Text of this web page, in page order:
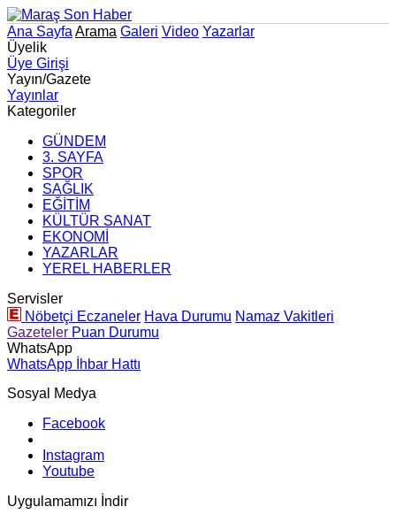
Ana Sayfa Arama Galeri Video Yazarlar
Üyelik
Üye Girişi
Yayın/Gazete
Yayınlar
Kategoriler
GÜNDEM
3. SAYFA
SPOR
SAĞLIK
EĞİTİM
KÜLTÜR SANAT
EKONOMİ
YAZARLAR
YEREL HABERLER
Servisler
Nöbetçi Eczaneler Hava Durumu Namaz Vakitleri
Gazeteler Puan Durumu
WhatsApp
WhatsApp İhbar Hattı
Sosyal Medya
Facebook
Instagram
Youtube
Uygulamamızı İndir